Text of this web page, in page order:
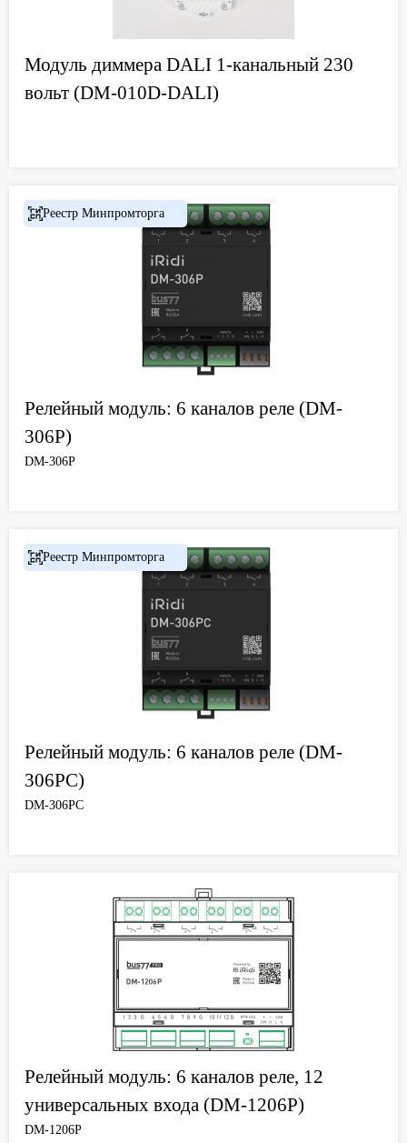
Модуль диммера DALI 1-канальный 230
вольт (DM-010D-DALI)
Реестр Минпромторга
Релейный модуль: 6 каналов реле (DM-
306P)
DM-306P
Реестр Минпромторга
Релейный модуль: 6 каналов реле (DM-
306PC)
DM-306PC
Релейный модуль: 6 каналов реле, 12
универсальных входа (DM-1206P)
DM-1206P